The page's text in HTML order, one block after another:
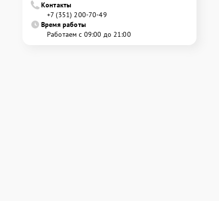
Контакты
+7 (351) 200-70-49
Время работы
Работаем с 09:00 до 21:00